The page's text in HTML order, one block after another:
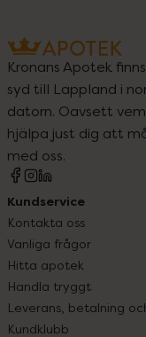
Kronans Apotek
syd till Lappland i
datorn. Oavsett
hjälpa just dig att
med oss.
Kundservice
Kontakta oss
Vanliga frågor
Hitta apotek
Handla tryggt
Leverans, betalning
Kundklubb